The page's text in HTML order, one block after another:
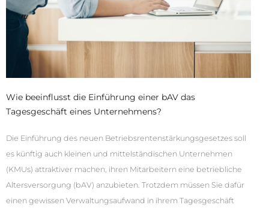
Wie beeinflusst die Einführung einer bAV das
Tagesgeschäft eines Unternehmens?
Die Einführung des neuen Betriebsrentenstärkungsgesetzes soll
es künftig auch kleinen und mittelständischen Unternehmen
(KMUs) attraktiver machen, ihren Mitarbeitern eine betriebliche
Altersversorgung (bAV) anzubieten. Trotzdem müssen Sie dafür
einen gewissen Verwaltungsaufwand in ihrem Tagesgeschäft